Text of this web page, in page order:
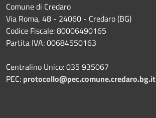
Comune di Credaro
Via Roma, 48 - 24060 - Credaro (BG)
Codice Fiscale: 80006490165
Partita IVA: 00684550163
Centralino Unico: 035 935067
PEC: protocollo@pec.comune.credaro.bg.it